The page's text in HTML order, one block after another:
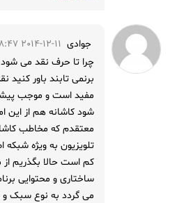
جوادی 2014-12-11 06:38:47
چرا تا حرف نقد می
برنمی تابند باور
مفید است و موجب
شود کاشانه هم از
معتقدم که مخاطب
تلویزیون به ویژه
کم است حالا بگذریم از
ساختاری و محتوایی
می گردد به نوع سبک و